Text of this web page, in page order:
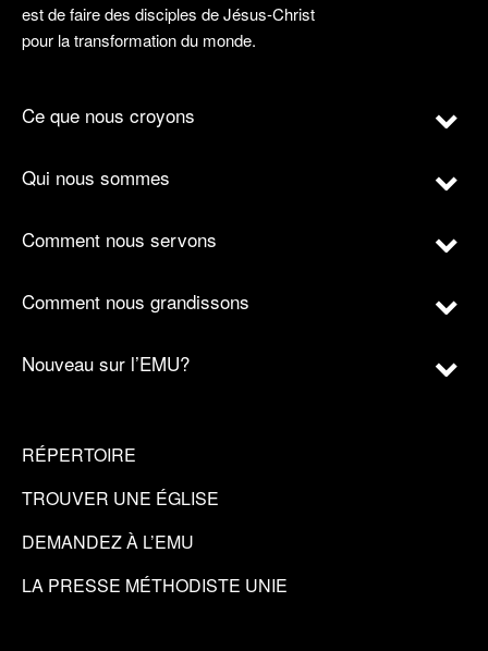
est de faire des disciples de Jésus-Christ
pour la transformation du monde.
Ce que nous croyons
Qui nous sommes
Comment nous servons
Comment nous grandissons
Nouveau sur l’EMU?
RÉPERTOIRE
TROUVER UNE ÉGLISE
DEMANDEZ À L’EMU
LA PRESSE MÉTHODISTE UNIE